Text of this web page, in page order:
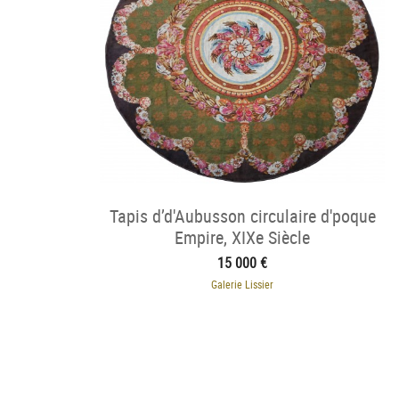
Tapis d’d'Aubusson circulaire d'poque
Empire, XIXe Siècle
15 000 €
Galerie Lissier